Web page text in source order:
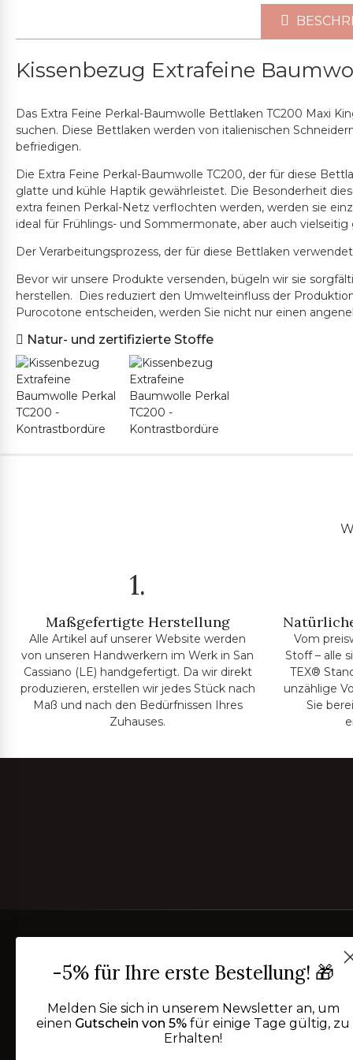
Kissenbezug Extrafeine
Das Extra Feine Perkal-Baumwolle Bettlaken TC200 Maxi
suchen. Diese Bettlaken werden von italienischen
befriedigen.
Die Extra Feine Perkal-Baumwolle TC200, der für diese
glatte und kühle Haptik gewährleistet. Die Besonderheit
extra feinen Perkal-Netz verflochten werden, werden sie
ideal für Frühlings- und Sommermonate, aber auch
Der Verarbeitungsprozess, der für diese Bettlaken
Bevor wir unsere Produkte versenden, bügeln wir sie
herstellen. Dies reduziert den Umwelteinfluss der
Purocotone entscheiden, werden Sie nicht nur einen
Natur- und zertifizierte Stoffe
1.
Maßgefertigte Herstellung
Alle Artikel auf unserer Website werden
von unseren Handwerkern im Werk in San
Cassiano (LE) handgefertigt. Da wir direkt
produzieren, erstellen wir jedes Stück nach
Maß und nach den Bedürfnissen Ihres
Zuhauses.
Vom
Stoff – alle
TEX®
unzählige
Sie
-5% für Ihre erste Bestellung! 🎁
Melden Sie sich in unserem Newsletter an, um
einen Gutschein von 5% für einige Tage gültig, zu
Erhalten!